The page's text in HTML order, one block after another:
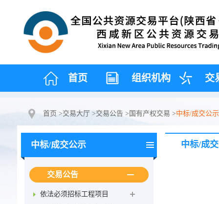
首页 组织机构 交
首页 >交易大厅 >交易公告 > 国有产权交易 >中标/成交公示
中标/成交公示
交易公告
依法必须招标工程项目
中标/成